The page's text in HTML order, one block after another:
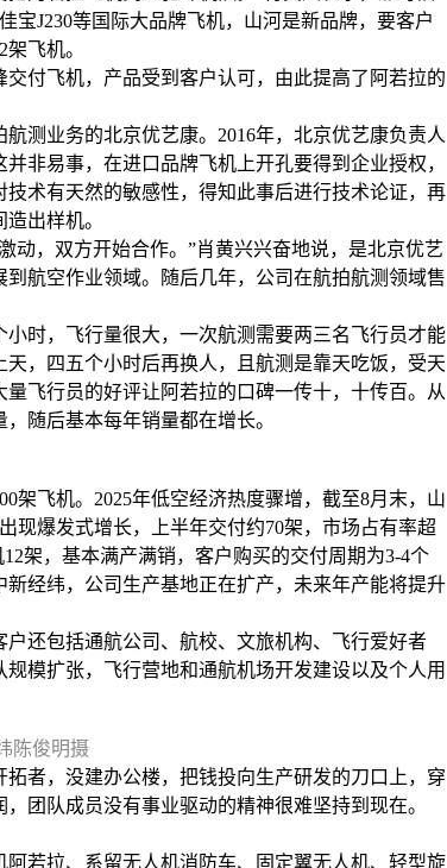
宝J230等国际大品牌飞机，山河是新品牌，要客户
飞机。
付飞机，产品受到客户认可，由此提高了阿若拉的
业务的北京优艺康。2016年，北京优艺康负责人
非易事，在进口品牌飞机上开孔要得到企业授权，
术有天然的敏感性，得知此事后进行技术论证，再
出样机。
，双方开始合作。”肖黄兴兴奋地说，是北京优艺
航空作业领域。随后几年，公司在航拍航测领域售
时，飞行量很大，一次航测需要两三名飞行员才能
，四五个小时后再换人，且航测是靠天吃饭，受天
飞行员的好评让阿若拉的口碑一传十，十传百。从
随后基本每年销量都在增长。
飞机。2025年低空经济热度骤增，截至8月末，山
现爆发式增长，上半年交付约70架，市场占有率超
架，基本满产满销，客户购买的交付周期为3-4个
经纬，公司生产基地正在扩产，未来年产能将提升
还包括通航公司、航校、文旅机构、飞行爱好者
模扩张，飞行营地和通航机场开发建设以及个人用
陈俊明摄
，没建办公楼，把钱投向生产研发的刀口上，穿
团队成员没有事业驱动的精神很难坚持到现在。
若拉、系留无人机消防车、固定翼无人机、轻型旋